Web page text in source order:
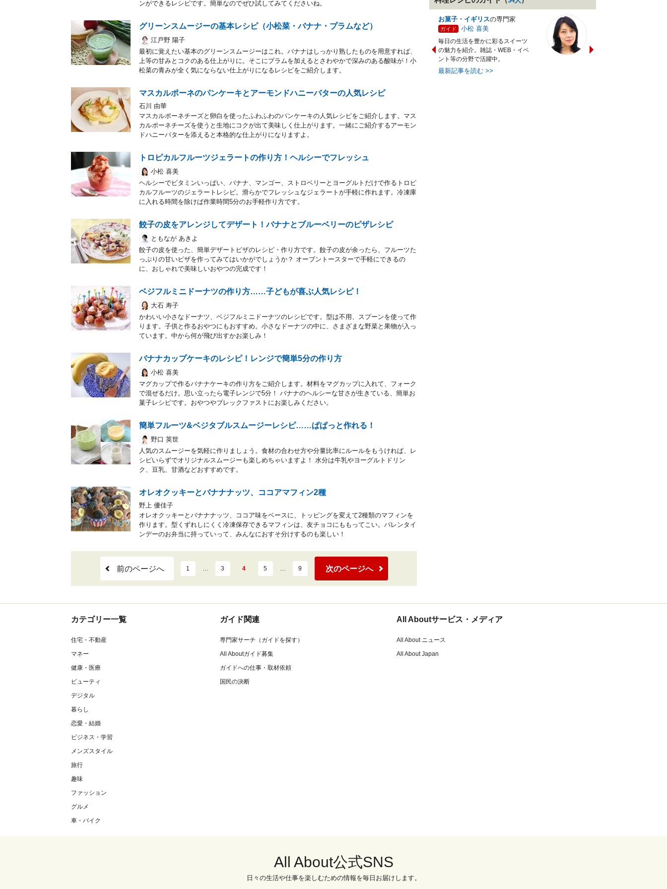
ンができるレシピです。簡単なのでぜひ試してみてくださいね。
グリーンスムージーの基本レシピ（小松菜・バナナ・プラムなど）
江戸野 陽子
最初に覚えたい基本のグリーンスムージーはこれ。バナナはしっかり熟したものを用意すれば、
上等の甘みとコクのある仕上がりに。そこにプラムを加えるとさわやかで深みのある酸味が！小
松菜の青みが全く気にならない仕上がりになるレシピをご紹介します。
マスカルポーネのパンケーキとアーモンドハニーバターの人気レシピ
石川 由華
マスカルポーネチーズと卵白を使ったふわふわのパンケーキの人気レシピをご紹介します。マス
カルポーネチーズを使うと生地にコクが出て美味しく仕上がります。一緒にご紹介するアーモン
ドハニーバターを添えると本格的な仕上がりになりますよ。
トロピカルフルーツジェラートの作り方！ヘルシーでフレッシュ
小松 喜美
ヘルシーでビタミンいっぱい、バナナ、マンゴー、ストロベリーとヨーグルトだけで作るトロピ
カルフルーツのジェラートレシピ。滑らかでフレッシュなジェラートが手軽に作れます。冷凍庫
に入れる時間を除けば作業時間5分のお手軽作り方です。
餃子の皮をアレンジしてデザート！バナナとブルーベリーのピザレシピ
ともなが あきよ
餃子の皮を使った、簡単デザートピザのレシピ・作り方です。餃子の皮が余ったら、フルーツた
っぷりの甘いピザを作ってみてはいかがでしょうか？ オーブントースターで手軽にできるの
に、おしゃれで美味しいおやつの完成です！
ベジフルミニドーナツの作り方……子どもが喜ぶ人気レシピ！
大石 寿子
かわいい小さなドーナツ、ベジフルミニドーナツのレシピです。型は不用、スプーンを使って作
ります。子供と作るおやつにもおすすめ。小さなドーナツの中に、さまざまな野菜と果物が入っ
ています。中から何が飛び出すかお楽しみ！
バナナカップケーキのレシピ！レンジで簡単5分の作り方
小松 喜美
マグカップで作るバナナケーキの作り方をご紹介します。材料をマグカップに入れて、フォーク
で混ぜるだけ。思い立ったら電子レンジで5分！ バナナのヘルシーな甘さが生きている、簡単お
菓子レシピです。おやつやブレックファストにお楽しみください。
簡単フルーツ&ベジタブルスムージーレシピ……ぱぱっと作れる！
野口 英世
人気のスムージーを気軽に作りましょう。食材の合わせ方や分量比率にルールをもうければ、レ
シピいらずでオリジナルスムージーも楽しめちゃいますよ！ 水分は牛乳やヨーグルトドリン
ク、豆乳、甘酒などおすすめです。
オレオクッキーとバナナナッツ、ココアマフィン2種
野上 優佳子
オレオクッキーとバナナナッツ、ココア味をベースに、トッピングを変えて2種類のマフィンを
作ります。型くずれしにくく冷凍保存できるマフィンは、友チョコにももってこい。バレンタイ
ンデーのお弁当に持っていって、みんなにおすそ分けするのも楽しい！
前のページへ 1 … 3 4 5 … 9 次のページへ
お菓子・イギリスの専門家
ガイド 小松 喜美
毎日の生活を豊かに彩るスイーツ
の魅力を紹介。雑誌・WEB・イベ
ント等の分野で活躍中。
最新記事を読む >>
ターの資格を活かし老舗料亭
カテゴリー一覧
住宅・不動産
マネー
健康・医療
ビューティ
デジタル
暮らし
恋愛・結婚
ビジネス・学習
メンズスタイル
旅行
趣味
ファッション
グルメ
車・バイク
ガイド関連
専門家サーチ（ガイドを探す）
All Aboutガイド募集
ガイドへの仕事・取材依頼
国民の決断
All Aboutサービス・メディア
All About ニュース
All About Japan
All About公式SNS
日々の生活や仕事を楽しむための情報を毎日お届けします。